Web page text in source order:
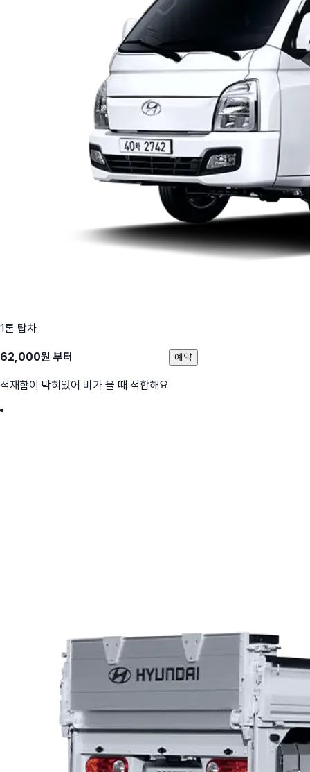
1톤 탑차
62,000원 부터
적재함이 막혀있어 비가 올 때 적합해요
예약